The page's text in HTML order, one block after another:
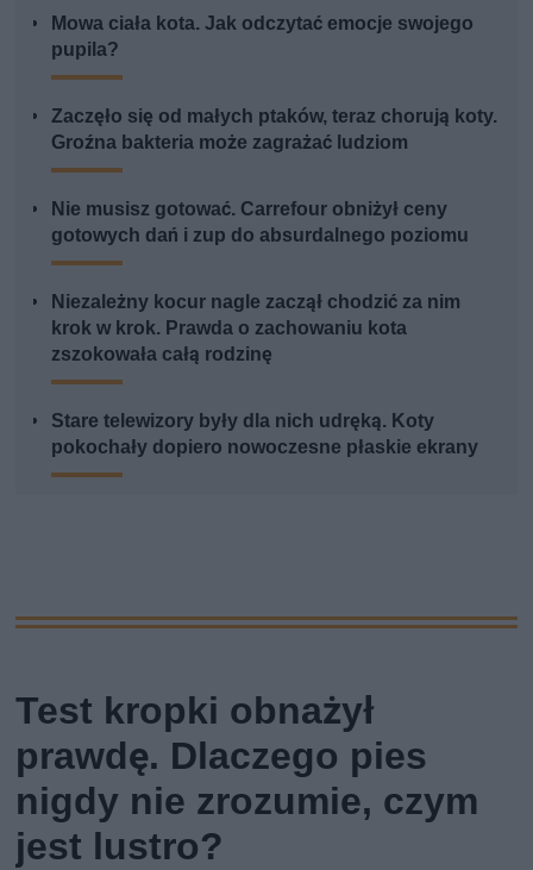
Mowa ciała kota. Jak odczytać emocje swojego
pupila?
Zaczęło się od małych ptaków, teraz chorują koty.
Groźna bakteria może zagrażać ludziom
Nie musisz gotować. Carrefour obniżył ceny
gotowych dań i zup do absurdalnego poziomu
Niezależny kocur nagle zaczął chodzić za nim
krok w krok. Prawda o zachowaniu kota
zszokowała całą rodzinę
Stare telewizory były dla nich udręką. Koty
pokochały dopiero nowoczesne płaskie ekrany
Test kropki obnażył
prawdę. Dlaczego pies
nigdy nie zrozumie, czym
jest lustro?